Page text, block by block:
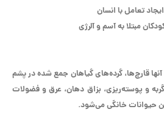
تعامل با انسان
مبتلا به آسم و آلرژی
قارچ‌ها، گرده‌های گیاهان جمع شده در پشم
و پوسته‌‌ریزی، بزاق دهان، عرق و فضولات
حیوانات خانگی می‌شود.